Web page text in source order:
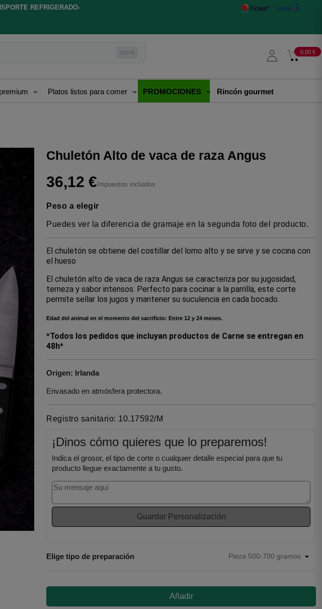
REFRIGERADO-
Ctrl+K 0,00 €
Platos listos para comer PROMOCIONES Rincón gourmet
Chuletón Alto de vaca de raza Angus
36,12 € Impuestos incluidos
Peso a elegir
Puedes ver la diferencia de gramaje en la segunda foto del producto.
El chuletón se obtiene del costillar del lomo alto y se sirve y se cocina con
el hueso
El chuletón alto de vaca de raza Angus se caracteriza por su jugosidad,
terneza y sabor intensos. Perfecto para cocinar a la parrilla, este corte
permite sellar los jugos y mantener su suculencia en cada bocado.
Edad del animal en el momento del sacrificio: Entre 12 y 24 meses.
*Todos los pedidos que incluyan productos de Carne se entregan en
48h*
Origen: Irlanda
Envasado en atmósfera protectora.
Registro sanitario: 10.17592/M
¡Dinos cómo quieres que lo preparemos!
Indica el grosor, el tipo de corte o cualquier detalle especial para que tu
producto llegue exactamente a tu gusto.
Guardar Personalización
Elige tipo de preparación
Añadir